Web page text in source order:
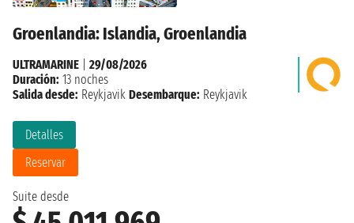
Groenlandia: Islandia, Groenlandia
Suite desde
Detalles
Reservar
ULTRAMARINE
29/08/2026
Duración: 13 noches
Salida desde: Reykjavik Desembarque: Reykjavik